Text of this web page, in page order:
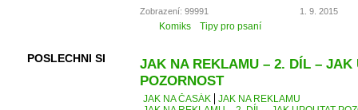
POSLECHNI SI
Zobrazení: 99991 1. 9. 2015
Komiks Tipy pro psaní
JAK NA REKLAMU – 2. DÍL – JAK
POZORNOST
JAK NA ČASÁK
JAK NA REKLAMU